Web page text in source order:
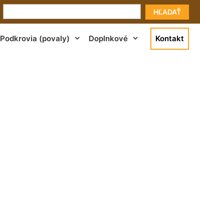
HĽADAŤ
Podkrovia (povaly) Doplnkové Kontakt